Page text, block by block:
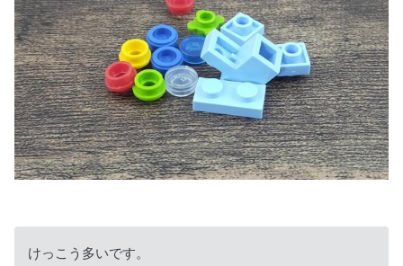
けっこう多いです。